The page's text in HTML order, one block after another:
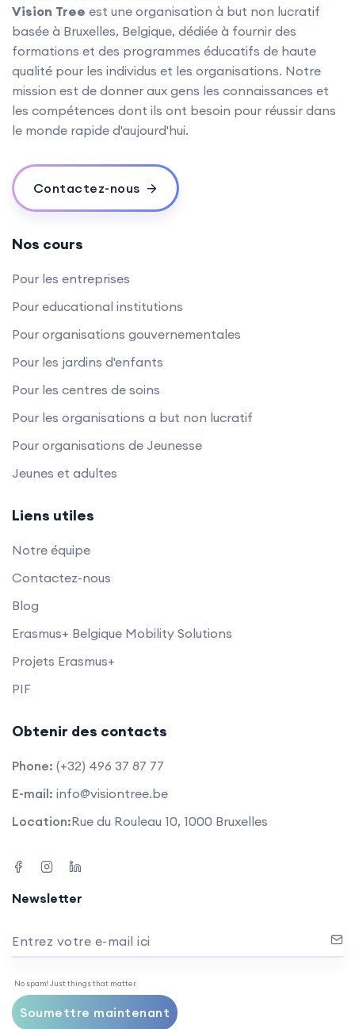
Vision Tree est une organisation à but non lucratif
basée à Bruxelles, Belgique, dédiée à fournir des
formations et des programmes éducatifs de haute
qualité pour les individus et les organisations. Notre
mission est de donner aux gens les connaissances et
les compétences dont ils ont besoin pour réussir dans
le monde rapide d'aujourd'hui.
Contactez-nous
Nos cours
Pour les entreprises
Pour educational institutions
Pour organisations gouvernementales
Pour les jardins d'enfants
Pour les centres de soins
Pour les organisations a but non lucratif
Pour organisations de Jeunesse
Jeunes et adultes
Liens utiles
Notre équipe
Contactez-nous
Blog
Erasmus+ Belgique Mobility Solutions
Projets Erasmus+
PIF
Obtenir des contacts
Phone: (+32) 496 37 87 77
E-mail: info@visiontree.be
Location:Rue du Rouleau 10, 1000 Bruxelles
Newsletter
Entrez votre e-mail ici
No spam! Just things that matter.
Soumettre maintenant